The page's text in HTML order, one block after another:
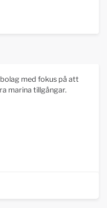
AB. Bolaget
kommun,
med fokus på att
marina tillgångar.